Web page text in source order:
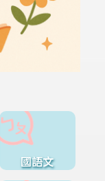
國語文